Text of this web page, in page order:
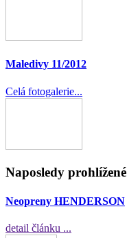
Maledivy 11/2012
Celá fotogalerie...
Naposledy prohlížené
Neopreny HENDERSON
detail článku ...